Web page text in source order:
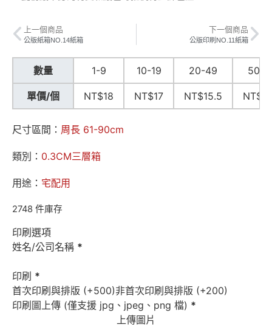
上一個商品
公版紙箱NO.14紙箱
下一個商品
公版印刷NO.11紙箱
數量
單價/個
1-9
NT$18
10-19
NT$17
20-49
NT$15.5
50-
尺寸區間： 周長 61-90cm
類別： 0.3CM三層箱
用途： 宅配用
2748 件庫存
印刷選項
姓名/公司名稱 *
印刷 *
首次印刷與排版 (+500)非首次印刷與排版 (+200)
印刷圖上傳 (僅支援 jpg、jpeg、png 檔) *
上傳圖片